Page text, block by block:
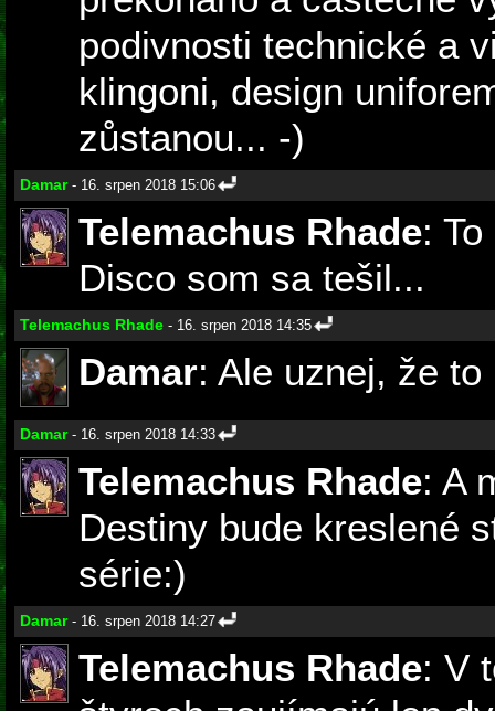
podivnosti technické a
klingoni, design
zůstanou... -)
Damar- 16. srpen 2018 15:06
Telemachus Rhade:
Disco som sa tešil...
Telemachus Rhade - 16. srpen 2018 14:35
Damar: Ale uznej, že
Damar- 16. srpen 2018 14:33
Telemachus Rhade: A
Destiny bude kreslené
série:)
Damar- 16. srpen 2018 14:27
Telemachus Rhade: V